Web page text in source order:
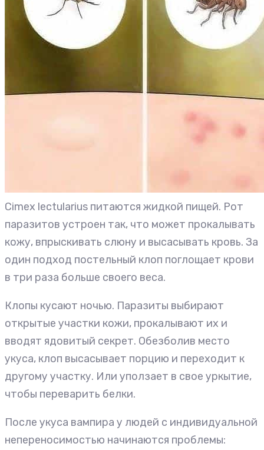
Cimex lectularius питаются жидкой пищей. Рот
паразитов устроен так, что может прокалывать
кожу, впрыскивать слюну и высасывать кровь. За
один подход постельный клоп поглощает крови
в три раза больше своего веса.
Клопы кусают ночью. Паразиты выбирают
открытые участки кожи, прокалывают их и
вводят ядовитый секрет. Обезболив место
укуса, клоп высасывает порцию и переходит к
другому участку. Или уползает в свое уркытие,
чтобы переварить белки.
После укуса вампира у людей с индивидуальной
непереносимостью начинаются проблемы: